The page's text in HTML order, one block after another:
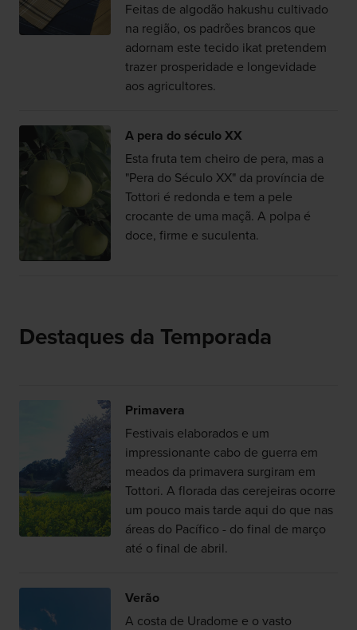
Feitas de algodão hakushu cultivado
na região, os padrões brancos que
adornam este tecido ikat pretendem
trazer prosperidade e longevidade
aos agricultores.
A pera do século XX
Esta fruta tem cheiro de pera, mas a
"Pera do Século XX" da província de
Tottori é redonda e tem a pele
crocante de uma maçã. A polpa é
doce, firme e suculenta.
Destaques da Temporada
Primavera
Festivais elaborados e um
impressionante cabo de guerra em
meados da primavera surgiram em
Tottori. A florada das cerejeiras ocorre
um pouco mais tarde aqui do que nas
áreas do Pacífico - do final de março
até o final de abril.
Verão
A costa de Uradome e o vasto